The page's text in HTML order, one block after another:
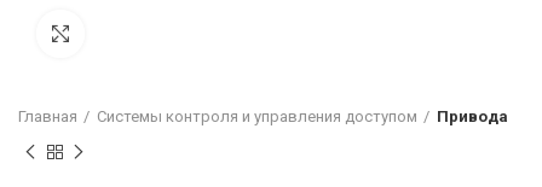
Главная Системы контроля и управления доступом Привода